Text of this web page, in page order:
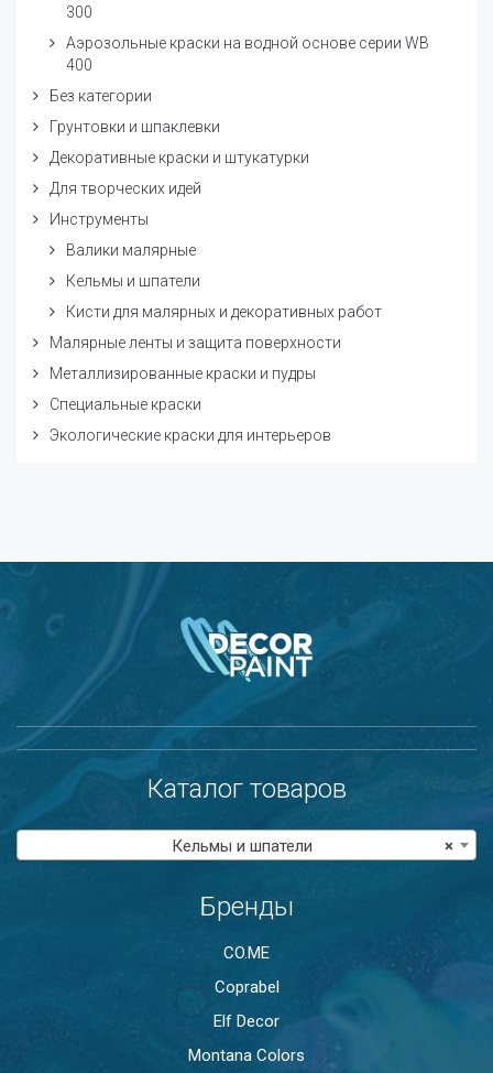
300
Аэрозольные краски на водной основе серии WB
400
Без категории
Грунтовки и шпаклевки
Декоративные краски и штукатурки
Для творческих идей
Инструменты
Валики малярные
Кельмы и шпатели
Кисти для малярных и декоративных работ
Малярные ленты и защита поверхности
Металлизированные краски и пудры
Специальные краски
Экологические краски для интерьеров
Каталог товаров
×
Кельмы и шпатели
Бренды
CO.ME
Coprabel
Elf Decor
Montana Colors